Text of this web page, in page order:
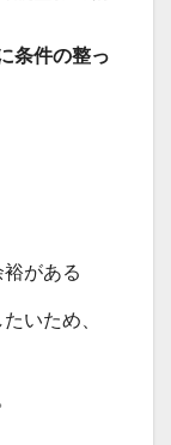
条件の整っ
がある
いため、